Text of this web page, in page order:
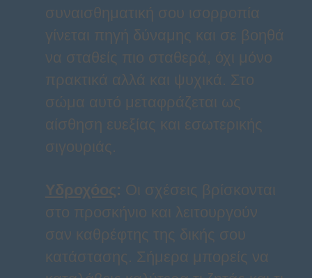
συναισθηματική σου ισορροπία
γίνεται πηγή δύναμης και σε βοηθά
να σταθείς πιο σταθερά, όχι μόνο
πρακτικά αλλά και ψυχικά. Στο
σώμα αυτό μεταφράζεται ως
αίσθηση ευεξίας και εσωτερικής
σιγουριάς.
Υδροχόος: Οι σχέσεις βρίσκονται
στο προσκήνιο και λειτουργούν
σαν καθρέφτης της δικής σου
κατάστασης. Σήμερα μπορείς να